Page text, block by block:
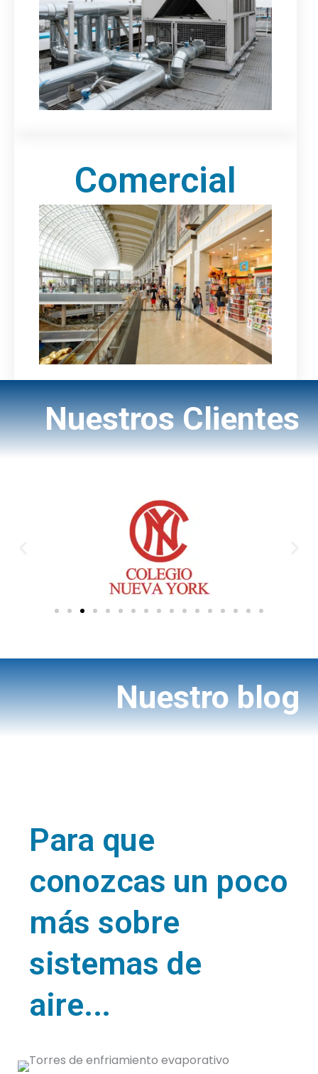
Comercial
Nuestros Clientes
Nuestro blog
Para que
conozcas un poco
más sobre
sistemas de
aire...